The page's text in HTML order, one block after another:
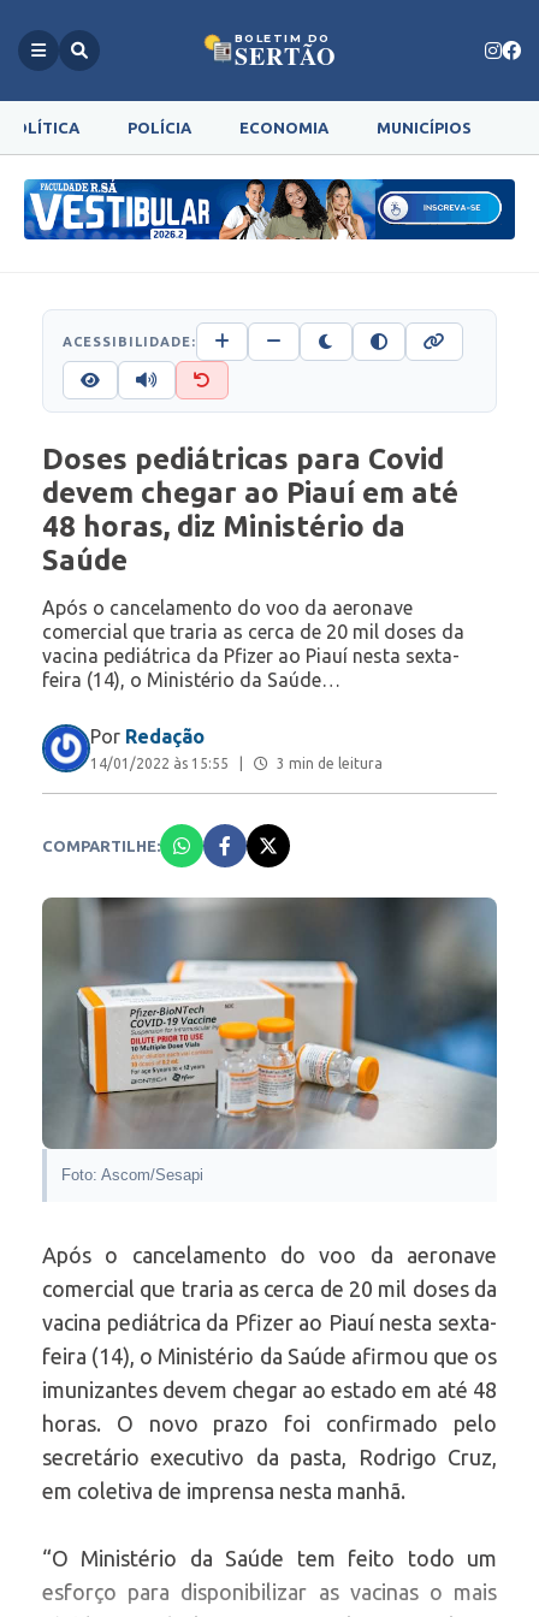
BOLETIM DO
SERTÃO
POLÍTICA POLÍCIA ECONOMIA MUNICÍPIOS
ACESSIBILIDADE:
Doses pediátricas para Covid
devem chegar ao Piauí em até
48 horas, diz Ministério da
Saúde
Após o cancelamento do voo da aeronave
comercial que traria as cerca de 20 mil doses da
vacina pediátrica da Pfizer ao Piauí nesta sexta-
feira (14), o Ministério da Saúde…
Por Redação
14/01/2022 às 15:55 3 min de leitura
COMPARTILHE:
Foto: Ascom/Sesapi
Após o cancelamento do voo da aeronave
comercial que traria as cerca de 20 mil doses da
vacina pediátrica da Pfizer ao Piauí nesta sexta-
feira (14), o Ministério da Saúde afirmou que os
imunizantes devem chegar ao estado em até 48
horas. O novo prazo foi confirmado pelo
secretário executivo da pasta, Rodrigo Cruz,
em coletiva de imprensa nesta manhã.
“O Ministério da Saúde tem feito todo um
esforço para disponibilizar as vacinas o mais